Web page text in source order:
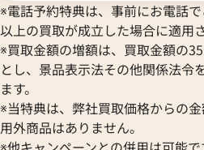
デビアス K18WG ダイヤモンド ブ
ット
参考買取価格
※電話予約特典は、事前にお電話
以上の買取が成立した場合に適用さ
※買取金額の増額は、買取金額の
とし、景品表示法その他関係法令
ます。
※当特典は、弊社買取価格からの
用外商品はありません。